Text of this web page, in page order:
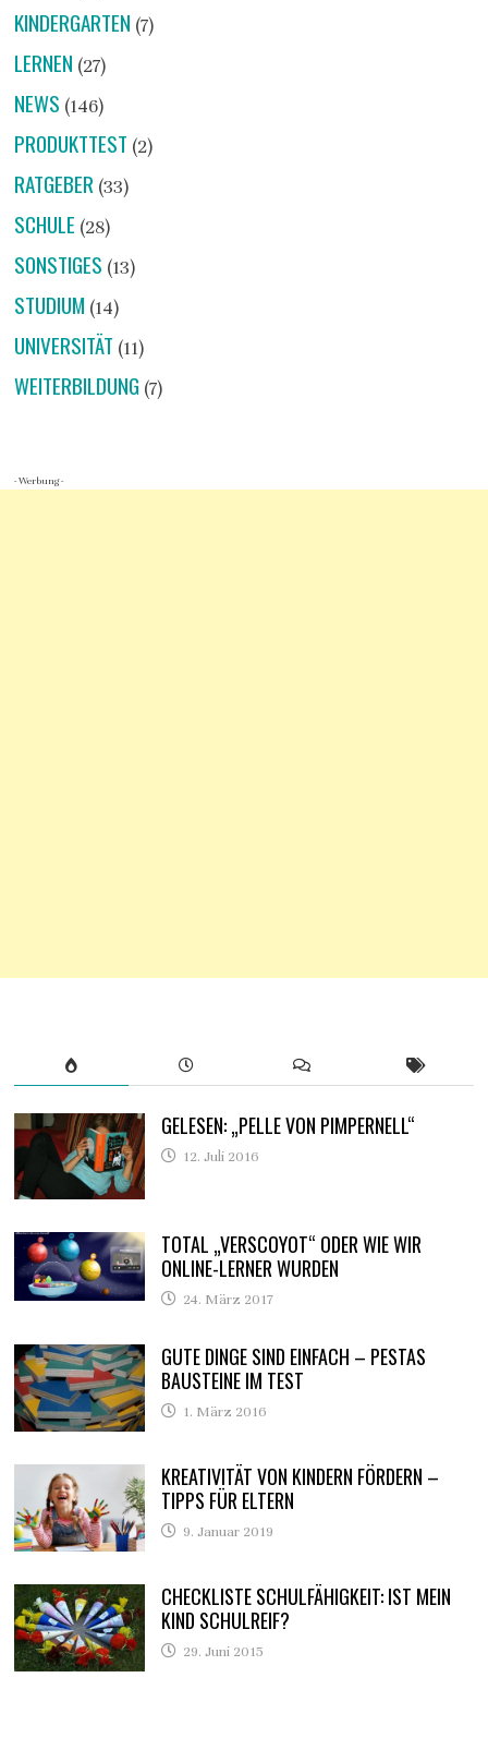
KINDERGARTEN (7)
LERNEN (27)
NEWS (146)
PRODUKTTEST (2)
RATGEBER(33)
SCHULE (28)
SONSTIGES (13)
STUDIUM (14)
UNIVERSITÄT (11)
WEITERBILDUNG (7)
- Werbung -
GELESEN: „PELLE VON PIMPERNELL“
12. Juli 2016
TOTAL „VERSCOYOT“ ODER WIE WIR
ONLINE-LERNER WURDEN
24. März 2017
GUTE DINGE SIND EINFACH – PESTAS
BAUSTEINE IM TEST
1. März 2016
KREATIVITÄT VON KINDERN FÖRDERN –
TIPPS FÜR ELTERN
9. Januar 2019
CHECKLISTE SCHULFÄHIGKEIT: IST MEIN
KIND SCHULREIF?
29. Juni 2015